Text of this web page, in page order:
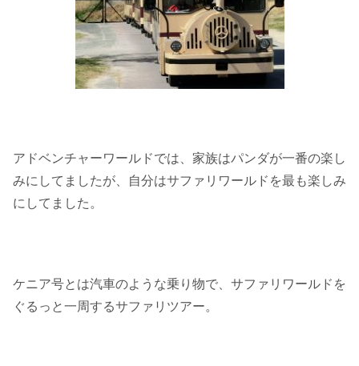
アドベンチャーワールドでは、家族はパンダが一番の楽し
みにしてましたが、自分はサファリワールドを最も楽しみ
にしてました。
ケニア号とは汽車のような乗り物で、サファリワールドを
ぐるっと一周するサファリツアー。